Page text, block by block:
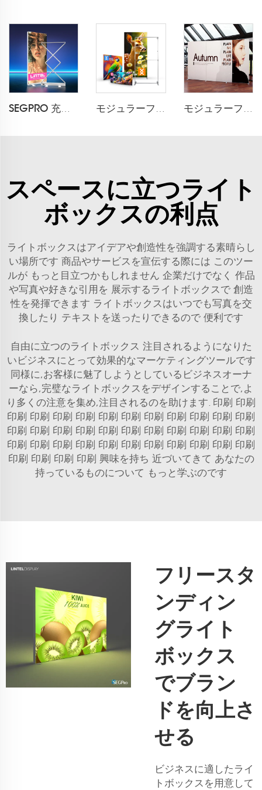
SEGPRO 充電式収納可能なライトボックス LT-ALF85ZC モジュラーフレキスタイル折りたたみ布製フレーム モジュラーフレキスタイル折りたたみ布製展示ブース
スペースに立つライト
ボックスの利点
ライトボックスはアイデアや創造性を強調する素晴らし
い場所です 商品やサービスを宣伝する際には このツー
ルが もっと目立つかもしれません 企業だけでなく 作品
や写真や好きな引用を 展示するライトボックスで 創造
性を発揮できます ライトボックスはいつでも写真を交
換したり テキストを送ったりできるので 便利です
自由に立つのライトボックス 注目されるようになりた
いビジネスにとって効果的なマーケティングツールです
同様に,お客様に魅了しようとしているビジネスオーナ
ーなら,完璧なライトボックスをデザインすることで,よ
り多くの注意を集め,注目されるのを助けます. 印刷 印刷
印刷 印刷 印刷 印刷 印刷 印刷 印刷 印刷 印刷 印刷 印刷
印刷 印刷 印刷 印刷 印刷 印刷 印刷 印刷 印刷 印刷 印刷
印刷 印刷 印刷 印刷 印刷 印刷 印刷 印刷 印刷 印刷 印刷
印刷 印刷 印刷 印刷 興味を持ち 近づいてきて あなたの
持っているものについて もっと学ぶのです
フリースタ
ンディン
グライト
ボックス
でブラン
ドを向上さ
せる
ビジネスに適したライ
トボックスを用意して